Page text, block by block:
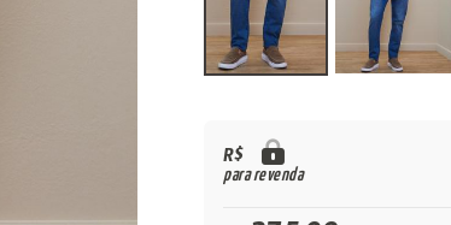
R$
para revenda